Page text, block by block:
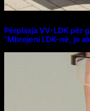
Përplasja VV-LDK për
“Mbrojeni LDK-në, jo